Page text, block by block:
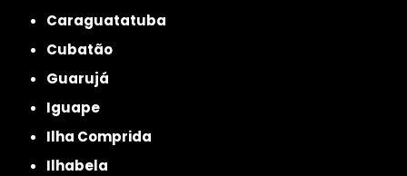
Caraguatatuba
Cubatão
Guarujá
Iguape
Ilha Comprida
Ilhabela